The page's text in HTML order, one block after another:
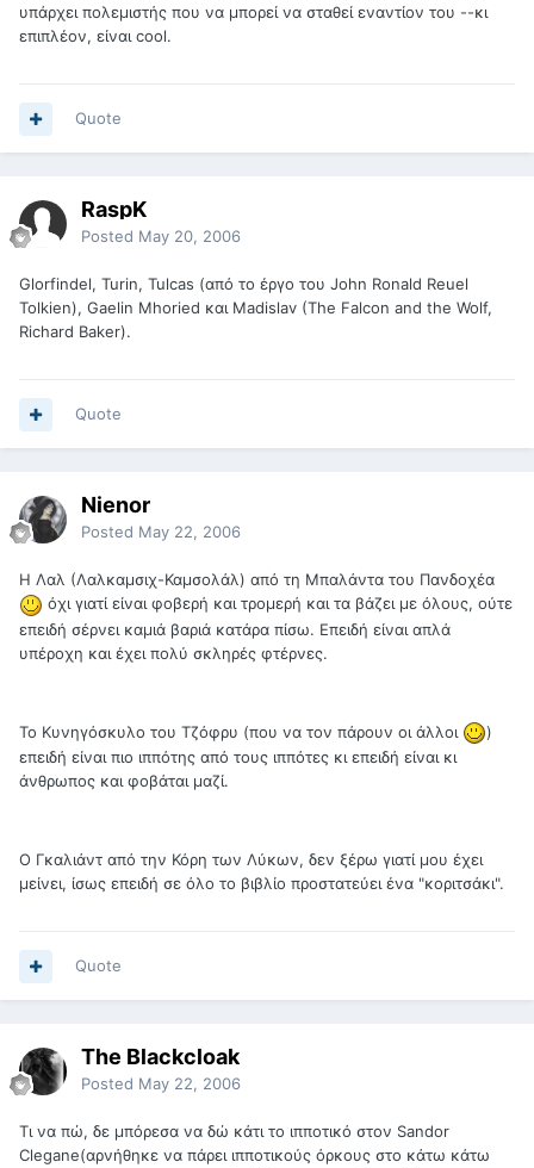
υπάρχει πολεμιστής που να μπορεί να σταθεί εναντίον του --κι
επιπλέον, είναι cool.
Quote
RaspK
Posted May 20, 2006
Glorfindel, Turin, Tulcas (από το έργο του John Ronald Reuel
Tolkien), Gaelin Mhoried και Madislav (The Falcon and the Wolf,
Richard Baker).
Quote
Nienor
Posted May 22, 2006
Η Λαλ (Λαλκαμσιχ-Καμσολάλ) από τη Μπαλάντα του Πανδοχέα
όχι γιατί είναι φοβερή και τρομερή και τα βάζει με όλους, ούτε
επειδή σέρνει καμιά βαριά κατάρα πίσω. Επειδή είναι απλά
υπέροχη και έχει πολύ σκληρές φτέρνες.
Το Κυνηγόσκυλο του Τζόφρυ (που να τον πάρουν οι άλλοι
)
επειδή είναι πιο ιππότης από τους ιππότες κι επειδή είναι κι
άνθρωπος και φοβάται μαζί.
Ο Γκαλιάντ από την Κόρη των Λύκων, δεν ξέρω γιατί μου έχει
μείνει, ίσως επειδή σε όλο το βιβλίο προστατεύει ένα "κοριτσάκι".
Quote
The Blackcloak
Posted May 22, 2006
Τι να πώ, δε μπόρεσα να δώ κάτι το ιπποτικό στον Sandor
Clegane(αρνήθηκε να πάρει ιπποτικούς όρκους στο κάτω κάτω